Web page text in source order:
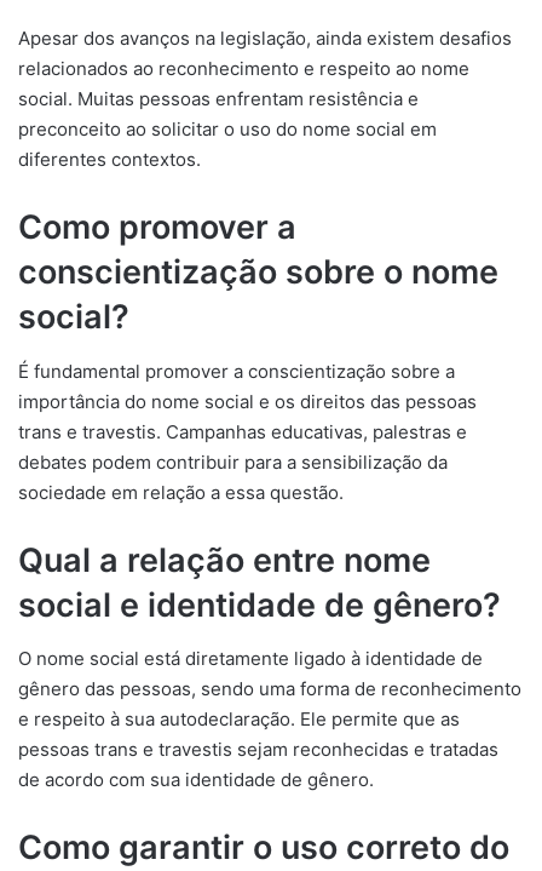
Apesar dos avanços na legislação, ainda existem desafios
relacionados ao reconhecimento e respeito ao nome
social. Muitas pessoas enfrentam resistência e
preconceito ao solicitar o uso do nome social em
diferentes contextos.
Como promover a
conscientização sobre o nome
social?
É fundamental promover a conscientização sobre a
importância do nome social e os direitos das pessoas
trans e travestis. Campanhas educativas, palestras e
debates podem contribuir para a sensibilização da
sociedade em relação a essa questão.
Qual a relação entre nome
social e identidade de gênero?
O nome social está diretamente ligado à identidade de
gênero das pessoas, sendo uma forma de reconhecimento
e respeito à sua autodeclaração. Ele permite que as
pessoas trans e travestis sejam reconhecidas e tratadas
de acordo com sua identidade de gênero.
Como garantir o uso correto do